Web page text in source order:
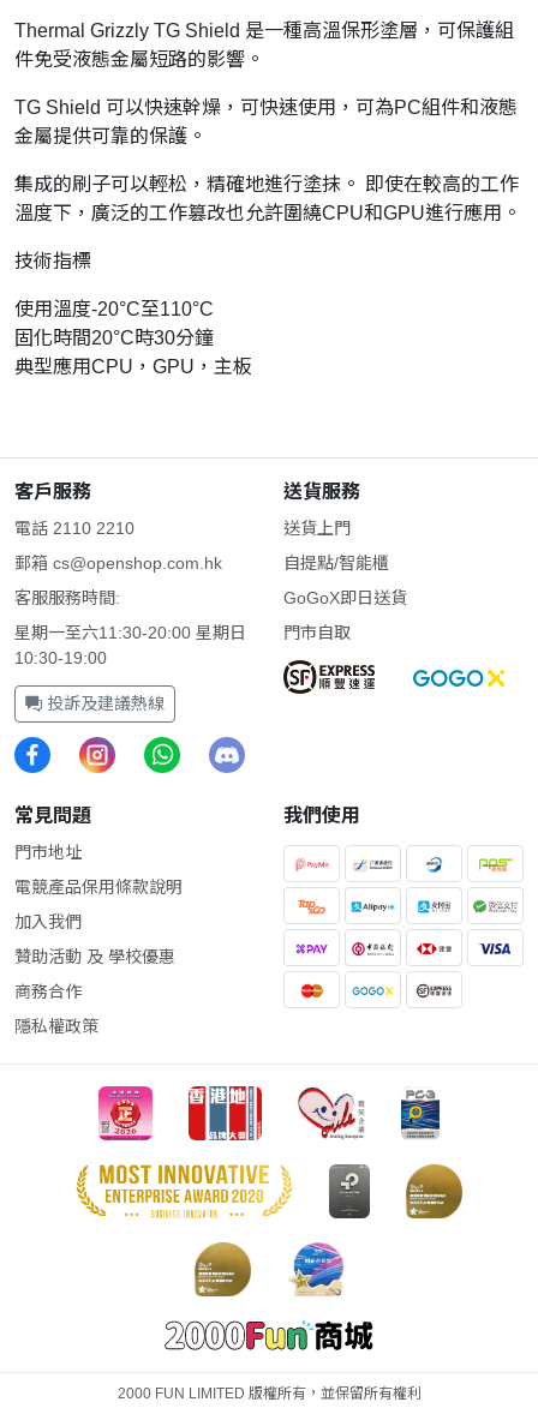
Thermal Grizzly TG Shield 是一種高溫保形塗層，可保護組
件免受液態金屬短路的影響。
TG Shield 可以快速幹燥，可快速使用，可為PC組件和液態
金屬提供可靠的保護。
集成的刷子可以輕松，精確地進行塗抹。 即使在較高的工作
溫度下，廣泛的工作篡改也允許圍繞CPU和GPU進行應用。
技術指標
使用溫度-20°C至110°C
固化時間20°C時30分鐘
典型應用CPU，GPU，主板
客戶服務
電話 2110 2210
郵箱 cs@openshop.com.hk
客服服務時間:
星期一至六11:30-20:00 星期日
10:30-19:00
投訴及建議熱線
送貨服務
送貨上門
自提點/智能櫃
GoGoX即日送貨
門市自取
常見問題
門市地址
電競產品保用條款說明
加入我們
贊助活動 及 學校優惠
商務合作
隱私權政策
我們使用
2000 FUN LIMITED 版權所有，並保留所有權利